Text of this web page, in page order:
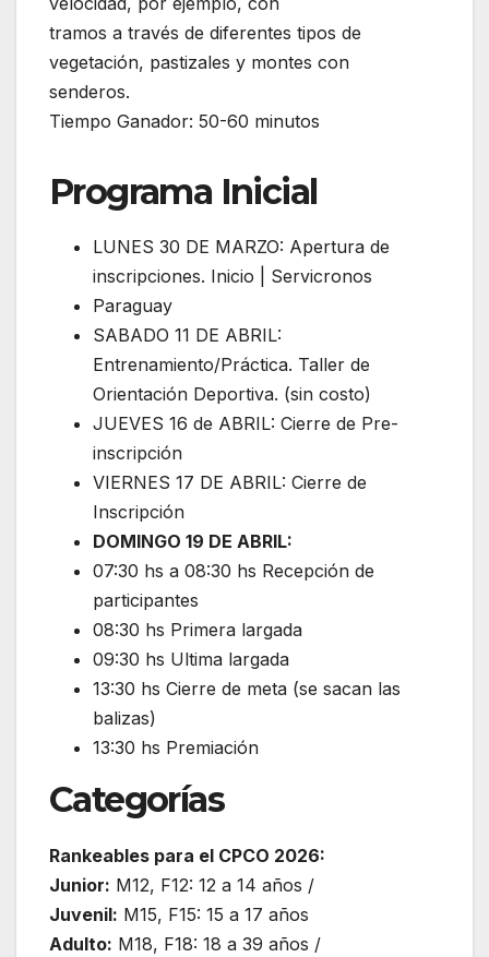
tramos a través de diferentes tipos de
vegetación, pastizales y montes con
senderos.
Tiempo Ganador: 50-60 minutos
Programa Inicial
LUNES 30 DE MARZO: Apertura de
inscripciones. Inicio | Servicronos
Paraguay
SABADO 11 DE ABRIL:
Entrenamiento/Práctica. Taller de
Orientación Deportiva. (sin costo)
JUEVES 16 de ABRIL: Cierre de Pre-
inscripción
VIERNES 17 DE ABRIL: Cierre de
Inscripción
DOMINGO 19 DE ABRIL:
07:30 hs a 08:30 hs Recepción de
participantes
08:30 hs Primera largada
09:30 hs Ultima largada
13:30 hs Cierre de meta (se sacan las
balizas)
13:30 hs Premiación
Categorías
Rankeables para el CPCO 2026:
Junior: M12, F12: 12 a 14 años /
Juvenil: M15, F15: 15 a 17 años
Adulto: M18, F18: 18 a 39 años /